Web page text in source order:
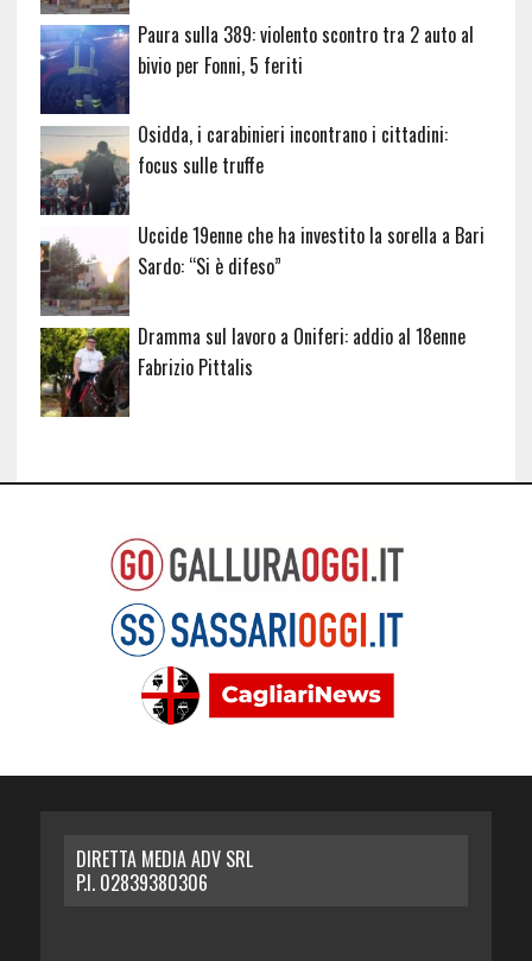
Paura sulla 389: violento scontro tra 2 auto al
bivio per Fonni, 5 feriti
Osidda, i carabinieri incontrano i cittadini:
focus sulle truffe
Uccide 19enne che ha investito la sorella a Bari
Sardo: “Si è difeso”
Dramma sul lavoro a Oniferi: addio al 18enne
Fabrizio Pittalis
DIRETTA MEDIA ADV SRL
P.I. 02839380306